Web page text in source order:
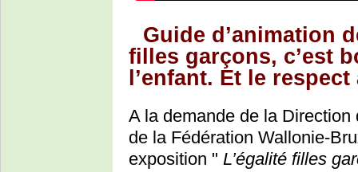
Guide d’animation
filles garçons, c’est
l’enfant. Et le
A la demande de la Direction
de la Fédération Wallonie-
exposition " L’égalité filles